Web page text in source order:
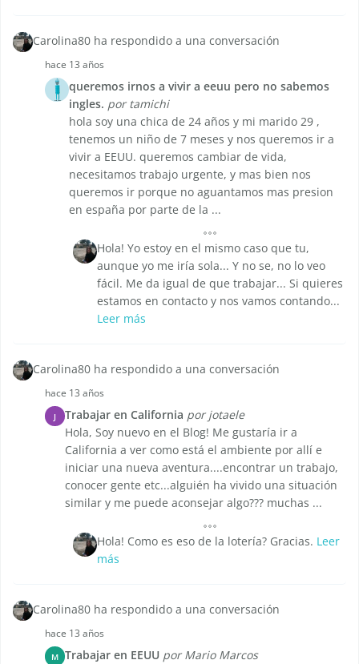
Carolina80 ha respondido a una conversación
hace 13 años
queremos irnos a vivir a eeuu pero no sabemos
ingles. por tamichi
hola soy una chica de 24 años y mi marido 29 ,
tenemos un niño de 7 meses y nos queremos ir a
vivir a EEUU. queremos cambiar de vida,
necesitamos trabajo urgente, y mas bien nos
queremos ir porque no aguantamos mas presion
en españa por parte de la ...
Hola! Yo estoy en el mismo caso que tu,
aunque yo me iría sola... Y no se, no lo veo
fácil. Me da igual de que trabajar... Si quieres
estamos en contacto y nos vamos contando...
Leer más
Carolina80 ha respondido a una conversación
hace 13 años
J Trabajar en California por jotaele
Hola, Soy nuevo en el Blog! Me gustaría ir a
California a ver como está el ambiente por allí e
iniciar una nueva aventura....encontrar un trabajo,
conocer gente etc...alguién ha vivido una situación
similar y me puede aconsejar algo??? muchas ...
Hola! Como es eso de la lotería? Gracias. Leer
más
Carolina80 ha respondido a una conversación
hace 13 años
M Trabajar en EEUU por Mario Marcos